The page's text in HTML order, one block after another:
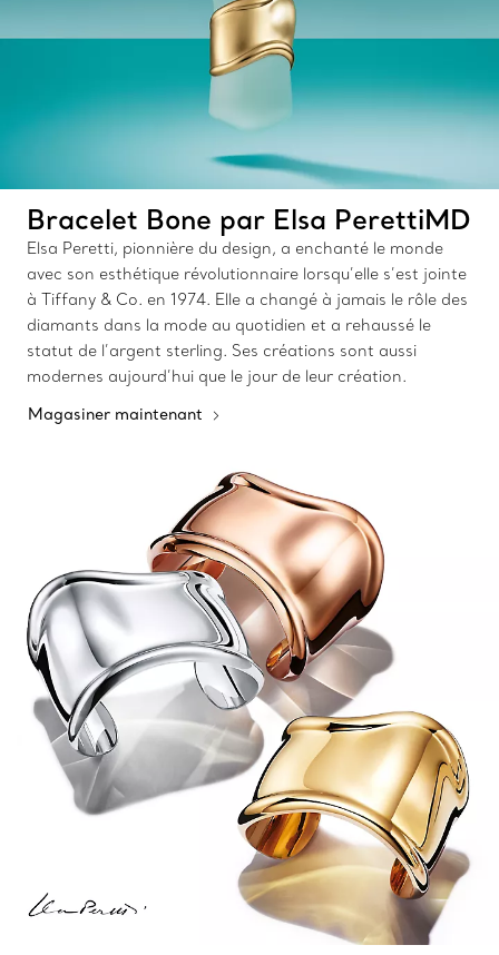
Bracelet Bone par Elsa PerettiMD
Elsa Peretti, pionnière du design, a enchanté le monde
avec son esthétique révolutionnaire lorsqu’elle s’est jointe
à Tiffany & Co. en 1974. Elle a changé à jamais le rôle des
diamants dans la mode au quotidien et a rehaussé le
statut de l’argent sterling. Ses créations sont aussi
modernes aujourd’hui que le jour de leur création.
Magasiner maintenant